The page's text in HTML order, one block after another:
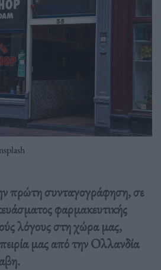
πρώτη συνταγογράφηση, σε
φαρμακευτικής
λόγους στη χώρα μας,
μας από την Ολλανδία